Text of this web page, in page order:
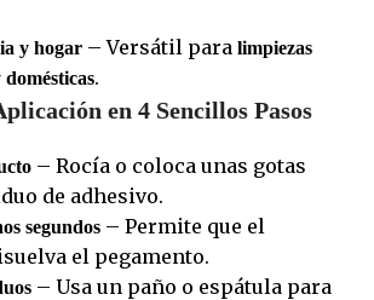
y hogar – Versátil para limpiezas
.
en 4 Sencillos Pasos
– Rocía o coloca unas gotas
de adhesivo.
segundos – Permite que el
el pegamento.
– Usa un paño o espátula para